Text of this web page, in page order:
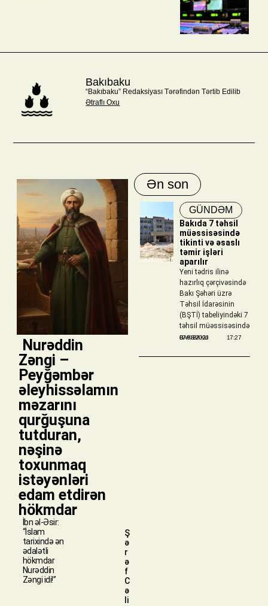
Bakıbaku
“Bakıbaku” Redaksiyası Tərəfindən Tərtib Edilib
Ətraflı Oxu
​ Nurəddin
Zəngi –
Peyğəmbər
əleyhissəlamın
məzarını
qurğuşuna
tutduran,
nəşinə
toxunmaq
istəyənləri
edam etdirən
hökmdar
İbn əl-Əsir:
“İslam
tarixində ən
ədalətli
hökmdar
Nurəddin
Zəngi idi!”
Ş
ə
r
ə
f
C
ə
li
Ən son
GÜNDƏM
Bakıda 7 təhsil
müəssisəsində
tikinti və əsaslı
təmir işləri
aparılır
Yeni tədris ilinə
hazırlıq çərçivəsində
Bakı Şəhəri üzrə
Təhsil İdarəsinin
(BŞTİ) tabeliyindəki 7
təhsil müəssisəsində
BAKIBAKU
07/08/2026 17:27